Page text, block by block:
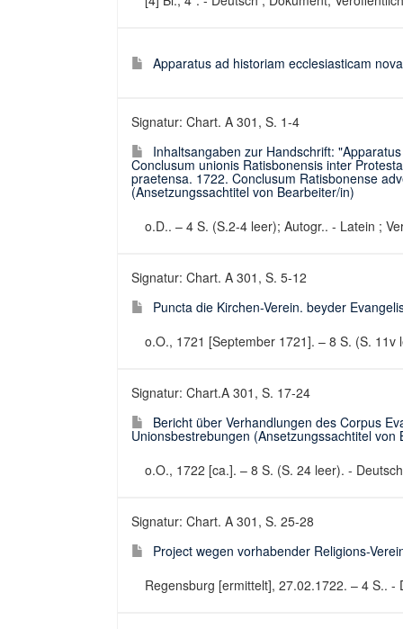
Apparatus ad historiam ecclesiasticam
Signatur: Chart. A 301, S. 1-4
Inhaltsangaben zur Handschrift:
Conclusum unionis Ratisbonensis inter
praetensa. 1722. Conclusum Ratisbonense
(Ansetzungssachtitel von Bearbeiter/in)
o.D.. – 4 S. (S.2-4 leer); Autogr.. - Latein ;
Signatur: Chart. A 301, S. 5-12
Puncta die Kirchen-Verein. beyder
o.O., 1721 [September 1721]. – 8 S. (S.
Signatur: Chart.A 301, S. 17-24
Bericht über Verhandlungen des Corpus
Unionsbestrebungen (Ansetzungssachtitel von
o.O., 1722 [ca.]. – 8 S. (S. 24 leer). -
Signatur: Chart. A 301, S. 25-28
Project wegen vorhabender Religions-
Regensburg [ermittelt], 27.02.1722. – 4 S..